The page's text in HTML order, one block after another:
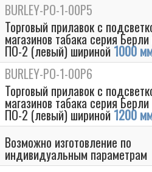
BURLEY-PO-1-00P5
Торговый прилавок c
магазинов табака серия
ПО-2 (левый) шириной 1000
BURLEY-PO-1-00P6
Торговый прилавок c
магазинов табака серия
ПО-2 (левый) шириной 1200
Возможно изготовление по
индивидуальным параметрам